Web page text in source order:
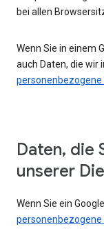
bei allen
Wenn Sie in einem
auch Daten, die wir
personenbezogene
Daten, die
unserer
Wenn Sie ein
personenbezogene